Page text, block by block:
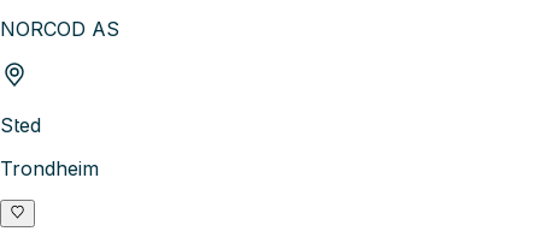
NORCOD AS
Sted
Trondheim